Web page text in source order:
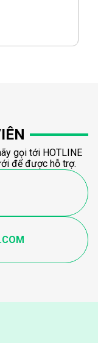
gọi tới HOTLINE
để được hỗ trợ.